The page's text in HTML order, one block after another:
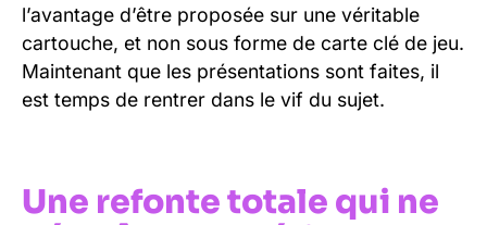
l’avantage d’être proposée sur une véritable
cartouche, et non sous forme de carte clé de jeu.
Maintenant que les présentations sont faites, il
est temps de rentrer dans le vif du sujet.
Une refonte totale qui ne